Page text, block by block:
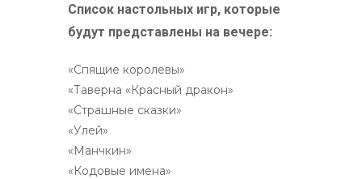
Список настольных игр, которые
будут представлены на вечере:
«Спящие королевы»
«Таверна «Красный дракон»
«Страшные сказки»
«Улей»
«Манчкин»
«Кодовые имена»